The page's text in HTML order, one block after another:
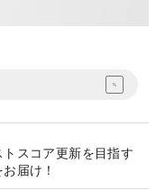
スコア更新を目指す
届け！